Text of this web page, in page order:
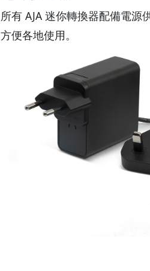
所有 AJA 迷你轉換器配備電源
方便各地使用。